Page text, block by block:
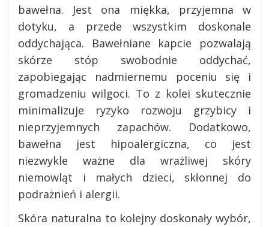
bawełna. Jest ona miękka, przyjemna w
dotyku, a przede wszystkim doskonale
oddychająca. Bawełniane kapcie pozwalają
skórze stóp swobodnie oddychać,
zapobiegając nadmiernemu poceniu się i
gromadzeniu wilgoci. To z kolei skutecznie
minimalizuje ryzyko rozwoju grzybicy i
nieprzyjemnych zapachów. Dodatkowo,
bawełna jest hipoalergiczna, co jest
niezwykle ważne dla wrażliwej skóry
niemowląt i małych dzieci, skłonnej do
podrażnień i alergii.
Skóra naturalna to kolejny doskonały wybór,